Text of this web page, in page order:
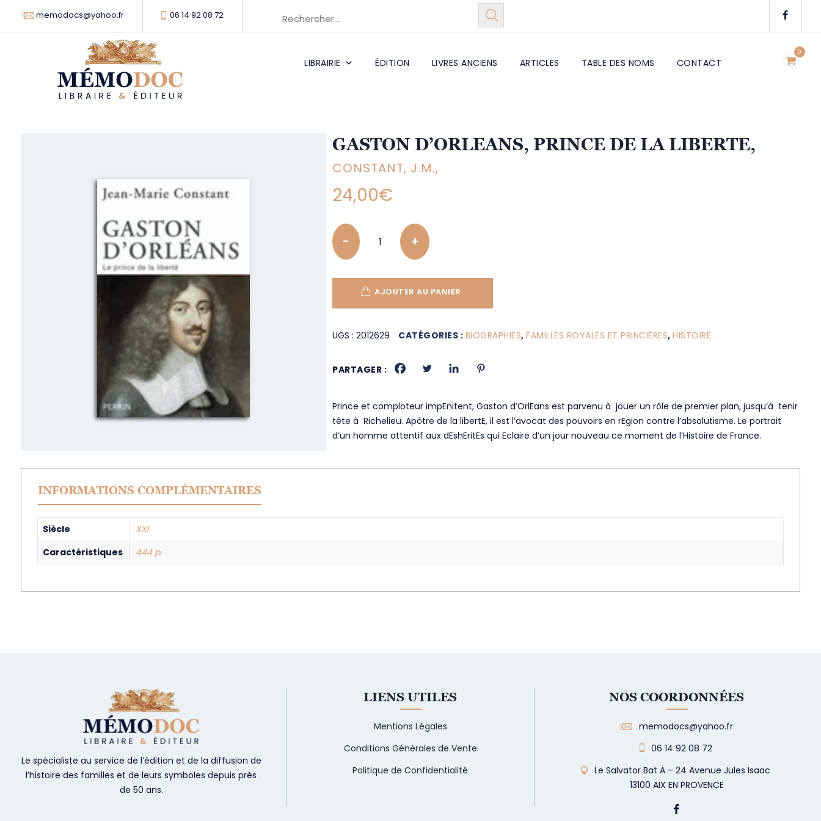
memodocs@yahoo.fr 06 14 92 08 72
0
LIBRAIRIE ÉDITION LIVRES ANCIENS ARTICLES TABLE DES NOMS CONTACT
GASTON D’ORLEANS, PRINCE DE LA LIBERTE,
CONSTANT, J.M.,
24,00€
Quantity
AJOUTER AU PANIER
UGS :2012629 CATÉGORIES : BIOGRAPHIES,FAMILLES ROYALES ET PRINCIÈRES,HISTOIRE
PARTAGER :
Prince et comploteur impEnitent, Gaston d’OrlEans est parvenu à jouer un rôle de premier plan, jusqu’à tenir
tête à Richelieu. Apôtre de la libertE, il est l’avocat des pouvoirs en rEgion contre l’absolutisme. Le portrait
d’un homme attentif aux dEshEritEs qui Eclaire d’un jour nouveau ce moment de l’Histoire de France.
INFORMATIONS COMPLÉMENTAIRES
Siècle
XXI
Caractéristiques
444 p.
Le spécialiste au service de l’édition et de la diffusion de
l’histoire des familles et de leurs symboles depuis près
de 50 ans.
LIENS UTILES
Mentions Légales
Conditions Générales de Vente
Politique de Confidentialité
NOS COORDONNÉES
memodocs@yahoo.fr
06 14 92 08 72
Le Salvator Bat A – 24 Avenue Jules Isaac
13100 AIX EN PROVENCE